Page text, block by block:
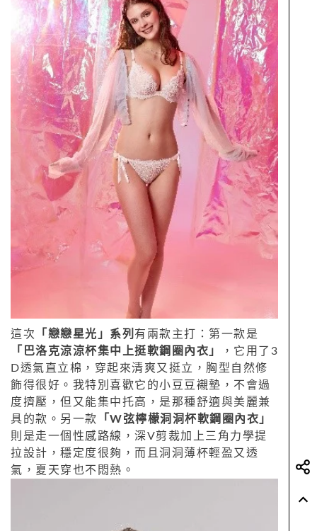
這次 「戀戀星光」系列 有兩款主打：第一款是
「巴洛克涼涼杯集中上挺軟鋼圈內衣」
，它用了3
D透氣直立棉，穿起來清爽又挺立，胸型自然修
飾得很好。我特別喜歡它的小豆豆襯墊，不會過
度擠壓，但又能集中托高，是那種舒適與美麗兼
具的款。另一款
「W弦檸檬洞洞杯軟鋼圈內衣」
則是走一個性感路線，深V剪裁加上三角力學提
拉設計，穩定度很夠，而且洞洞薄杯輕盈又透
氣，夏天穿也不悶熱。